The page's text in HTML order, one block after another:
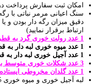
امکان ثبت سفارش پرداخت
سنگ اعیانی مرمر نباتی با
دقیق میزان رگه دار بودن و یا
ارتباط برقرار نمایید)
1 عدد رولت خوری گرد به قطر 30 سانتی متر
1 عدد میوه خوری لبه دار به قطر 30 سانتی متر
1 عدد آجیل خوری لبه دار به قطر 25 سانتی متر
3 عدد شکلات خوری متوسط به قطر 15سانتی متر
1 عدد گلدان مخروطی ایستاده
لبه آجیل خوری و میوه خوری 5 سانتی متر